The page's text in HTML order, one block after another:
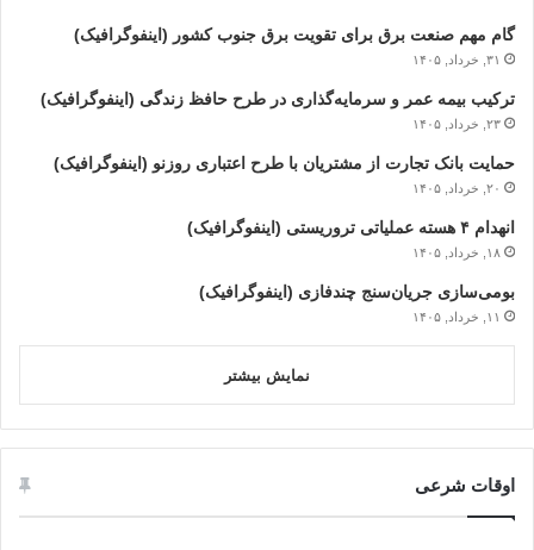
گام مهم صنعت برق برای تقویت برق جنوب کشور (اینفوگرافیک)
۳۱, خرداد, ۱۴۰۵
ترکیب بیمه عمر و سرمایه‌گذاری در طرح حافظ زندگی (اینفوگرافیک)
۲۳, خرداد, ۱۴۰۵
حمایت بانک تجارت از مشتریان با طرح اعتباری روزنو (اینفوگرافیک)
۲۰, خرداد, ۱۴۰۵
انهدام ۴ هسته عملیاتی تروریستی (اینفوگرافیک)
۱۸, خرداد, ۱۴۰۵
بومی‌سازی جریان‌سنج چندفازی (اینفوگرافیک)
۱۱, خرداد, ۱۴۰۵
نمایش بیشتر
اوقات شرعی